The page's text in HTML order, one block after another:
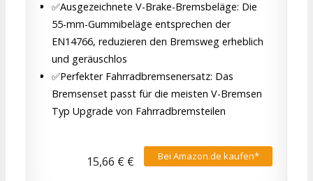
✅Ausgezeichnete V-Brake-Bremsbeläge: Die
55-mm-Gummibeläge entsprechen der
EN14766, reduzieren den Bremsweg erheblich
und geräuschlos
✅Perfekter Fahrradbremsenersatz: Das
Bremsenset passt für die meisten V-Bremsen
Typ Upgrade von Fahrradbremsteilen
Bei Amazon.de kaufen*
15,66 € €